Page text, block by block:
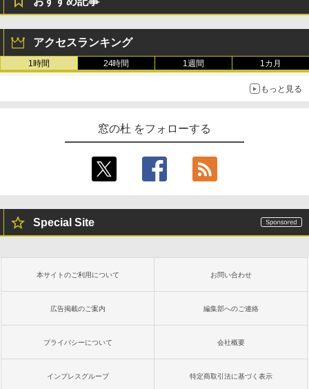
アクセスランキング
1時間 24時間 1週間 1カ月
もっと見る
窓の杜 をフォローする
Special Site
本サイトのご利用について お問い合わせ
広告掲載のご案内 編集部へのご連絡
プライバシーについて 会社概要
インプレスグループ 特定商取引法に基づく表示